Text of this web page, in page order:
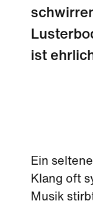
ist
Ein
Klang oft
Musik